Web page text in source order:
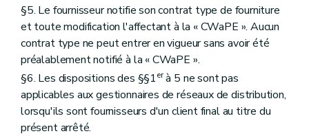
§5. Le fournisseur notifie son contrat type de fourniture
et toute modification l'affectant à la « CWaPE ». Aucun
contrat type ne peut entrer en vigueur sans avoir été
préalablement notifié à la « CWaPE ».
§6. Les dispositions des §§1erà 5 ne sont pas
applicables aux gestionnaires de réseaux de distribution,
lorsqu'ils sont fournisseurs d'un client final au titre du
présent arrêté.